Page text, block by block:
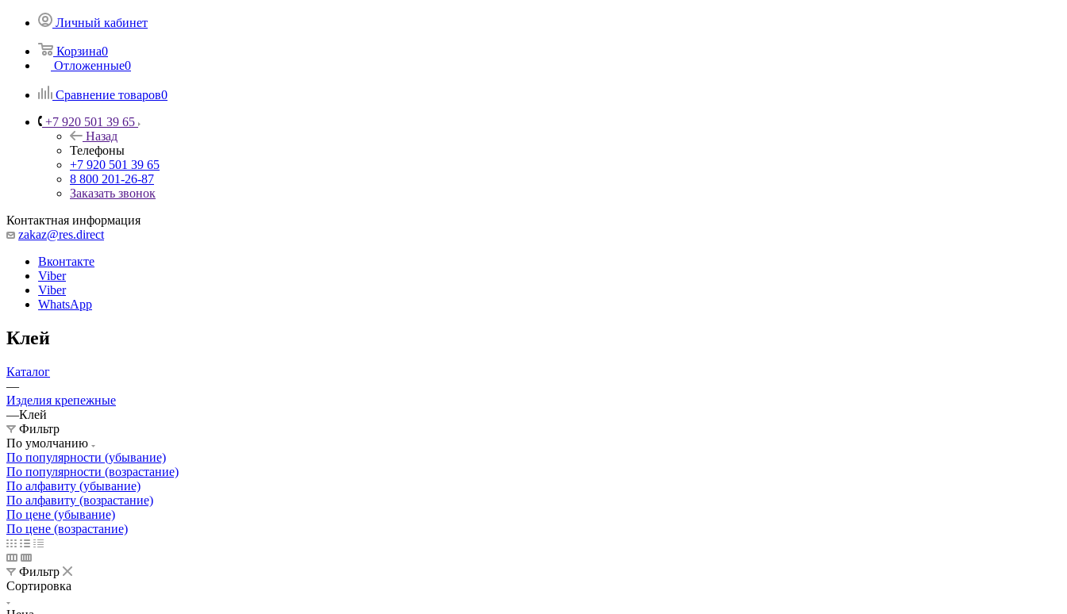
Личный кабинет
Корзина0
Отложенные0
Сравнение товаров0
+7 920 501 39 65
Назад
Телефоны
+7 920 501 39 65
8 800 201-26-87
Заказать звонок
Контактная информация
zakaz@res.direct
Вконтакте
Viber
Viber
WhatsApp
Клей
Каталог
—
Изделия крепежные
—Клей
Фильтр
По умолчанию
По популярности (убывание)
По популярности (возрастание)
По алфавиту (убывание)
По алфавиту (возрастание)
По цене (убывание)
По цене (возрастание)
Фильтр
Сортировка